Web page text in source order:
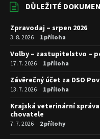
DŮLEŽITÉ
Zpravodaj – srpen 2026
3. 8. 2026 1 příloha
Volby – zastupitelstvo –
17. 7. 2026 1 příloha
Závěrečný účet za DSO
13. 7. 2026 1 příloha
Krajská veterinární
chovatele
7. 7. 2026 2 přílohy